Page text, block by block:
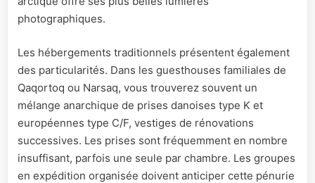
photographiques.
Les hébergements traditionnels présentent également
des particularités. Dans les guesthouses familiales de
Qaqortoq ou Narsaq, vous trouverez souvent un
mélange anarchique de prises danoises type K et
européennes type C/F, vestiges de rénovations
successives. Les prises sont fréquemment en nombre
insuffisant, parfois une seule par chambre. Les groupes
en expédition organisée doivent anticiper cette pénurie